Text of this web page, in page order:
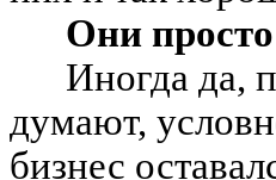
Они
Иногда да,
думают,
бизнес